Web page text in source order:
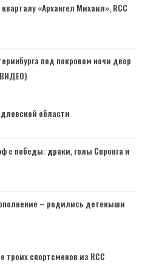
«Архангел Михаил», RCC
под покровом ночи двор
области
с победы: драки, голы Спронга и
– родились детеныши
спортсменов из RCC